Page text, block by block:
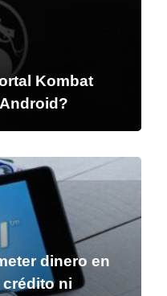
Kombat
dinero en
crédito ni